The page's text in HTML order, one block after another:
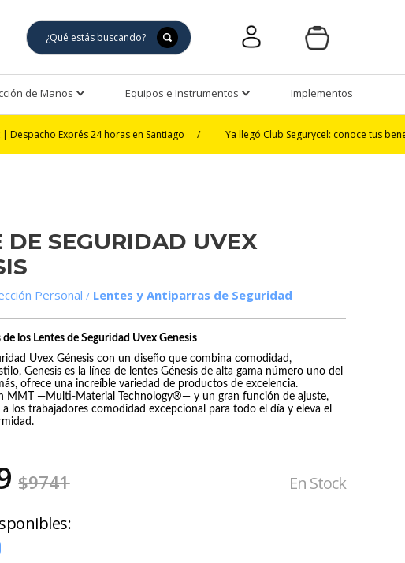
de Manos Equipos e Instrumentos Implementos de
24 horas en Santiago / Ya llegó Club Segurycel: conoce tus beneficios /
IRON-X
GUANTE IGX 500
ANTICORTE
NOVAX
GUANTE
DIELECTRICO DE
DE SEGURIDAD UVEX
Personal Lentes y Antiparras de Seguridad
los Lentes de Seguridad Uvex Genesis
Uvex Génesis con un diseño que combina comodidad,
Genesis es la línea de lentes Génesis de alta gama número uno del
ofrece una increíble variedad de productos de excelencia.
MMT —Multi-Material Technology®— y un gran función de ajuste,
a los trabajadores comodidad excepcional para todo el día y eleva el
$9741
En Stock